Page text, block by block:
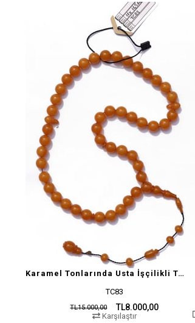
Karamel Tonlarında Usta İşçilikli Tesbih
TC83
TL8.000,00
TL15.000,00
Karşılaştır